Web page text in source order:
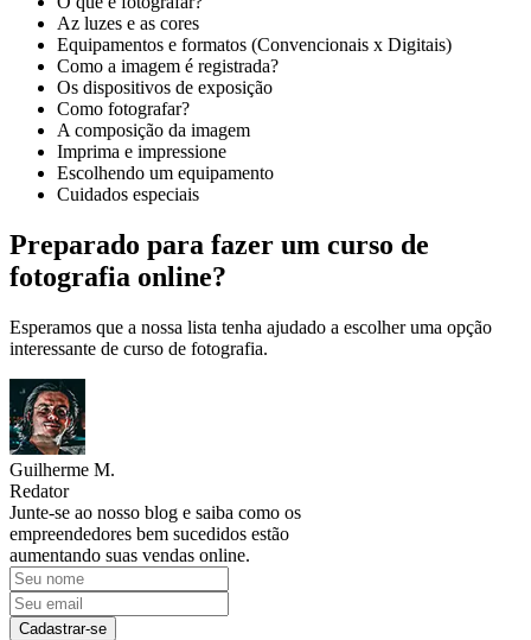
Az luzes e as cores
Equipamentos e formatos (Convencionais x Digitais)
Como a imagem é registrada?
Os dispositivos de exposição
Como fotografar?
A composição da imagem
Imprima e impressione
Escolhendo um equipamento
Cuidados especiais
Preparado para fazer um curso de
fotografia online?
Esperamos que a nossa lista tenha ajudado a escolher uma opção
interessante de curso de fotografia.
Guilherme M.
Redator
Junte-se ao nosso blog e saiba como os
empreendedores bem sucedidos estão
aumentando suas vendas online.
Cadastrar-se